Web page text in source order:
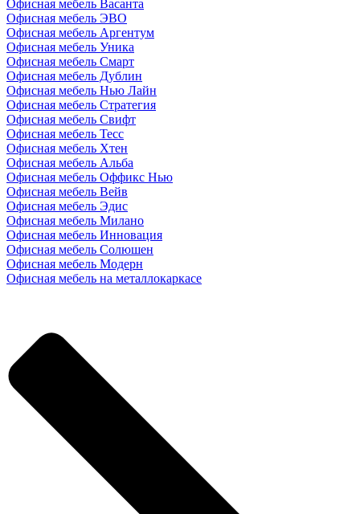
Офисная мебель Васанта
Офисная мебель ЭВО
Офисная мебель Аргентум
Офисная мебель Уника
Офисная мебель Смарт
Офисная мебель Дублин
Офисная мебель Нью Лайн
Офисная мебель Стратегия
Офисная мебель Свифт
Офисная мебель Тесс
Офисная мебель Хтен
Офисная мебель Альба
Офисная мебель Оффикс Нью
Офисная мебель Вейв
Офисная мебель Эдис
Офисная мебель Милано
Офисная мебель Инновация
Офисная мебель Солюшен
Офисная мебель Модерн
Офисная мебель на металлокаркасе